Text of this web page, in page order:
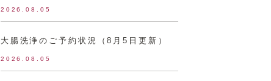
2026.08.05
大腸洗浄のご予約状況（8月5日更新）
2026.08.05